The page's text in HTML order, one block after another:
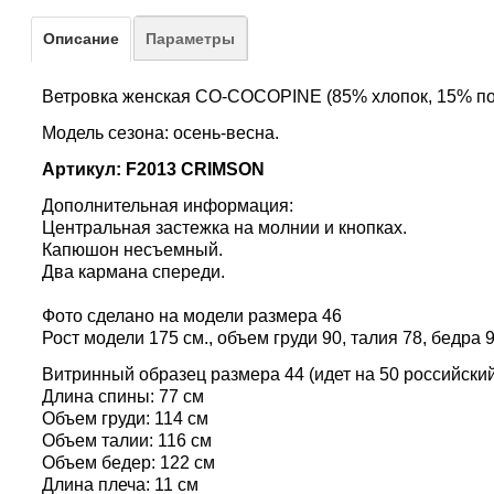
Описание Параметры
Ветровка женская CO-COCOPINE (85% хлопок, 15%
Модель сезона: осень-весна.
Артикул: F2013 CRIMSON
Дополнительная информация:
Центральная застежка на молнии и кнопках.
Капюшон несъемный.
Два кармана спереди.
Фото сделано на модели размера 46
Рост модели 175 см., объем груди 90, талия 78, бедра
Витринный образец размера 44 (идет на 50
Длина спины: 77 см
Объем груди: 114 см
Объем талии: 116 см
Объем бедер: 122 см
Длина плеча: 11 см